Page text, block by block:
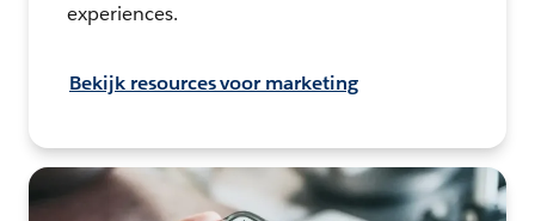
experiences.
Bekijk resources voor marketing